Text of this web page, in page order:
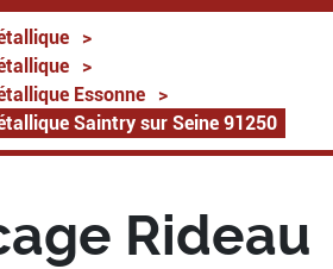
>
>
Essonne
>
Saintry sur Seine 91250
Rideau